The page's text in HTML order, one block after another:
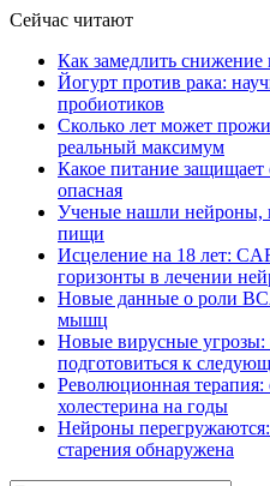
Сейчас читают
Как замедлить
Йогурт против рака:
пробиотиков
Сколько лет может
реальный максимум
Какое питание
опасная
Ученые нашли нейроны,
пищи
Исцеление на 18 лет:
горизонты в лечении
Новые данные о роли
мышц
Новые вирусные угрозы:
подготовиться к
Революционная терапия:
холестерина на годы
Нейроны
старения обнаружена